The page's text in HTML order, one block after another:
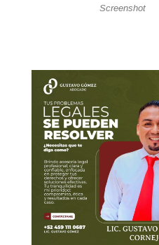
Screenshot